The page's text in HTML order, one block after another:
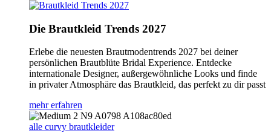
Die Brautkleid Trends 2027
Erlebe die neuesten Brautmodentrends 2027 bei deiner
persönlichen Brautblüte Bridal Experience. Entdecke
internationale Designer, außergewöhnliche Looks und finde
in privater Atmosphäre das Brautkleid, das perfekt zu dir passt
mehr erfahren
alle curvy brautkleider